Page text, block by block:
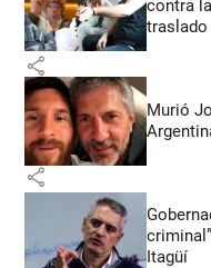
contra
traslado
share
Murió
share
Itagüí